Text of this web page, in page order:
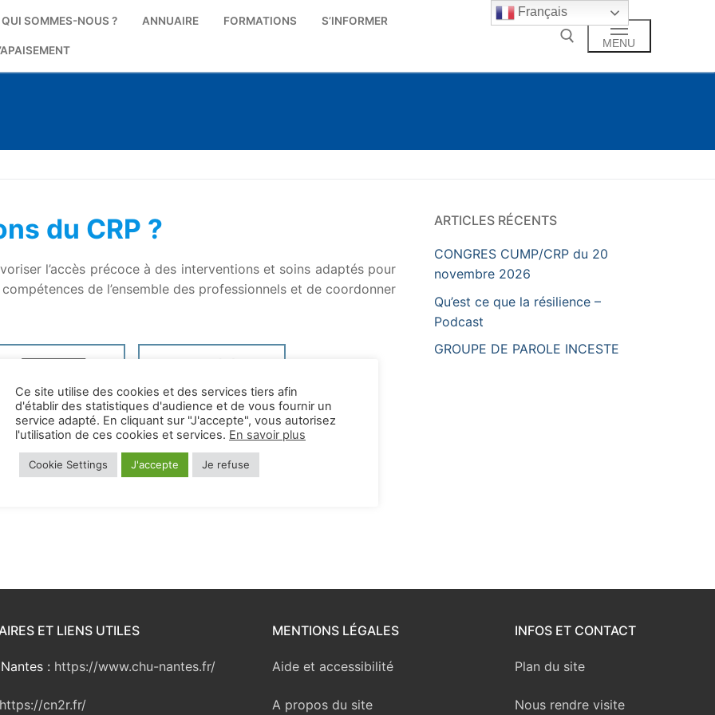
QUI SOMMES-NOUS ? ANNUAIRE FORMATIONS S’INFORMER
MENU
? du CRP ?
l’accès précoce à des interventions et soins adaptés pour
de l’ensemble des professionnels et de coordonner
FORMATIONS SOINS
ARTICLES RÉCENTS
CONGRES CUMP/CRP du 20
novembre 2026
Qu’est ce que la résilience –
Podcast
GROUPE DE PAROLE INCESTE
ET LIENS UTILES
: https://www.chu-nantes.fr/
https://cn2r.fr/
MENTIONS LÉGALES
Aide et accessibilité
A propos du site
INFOS ET CONTACT
Plan du site
Nous rendre visite
Ce site utilise des cookies et des services tiers afin
d'établir des statistiques d'audience et de vous fournir un
service adapté. En cliquant sur "J'accepte", vous autorisez
l'utilisation de ces cookies et services. En savoir plus
Cookie Settings J'accepte Je refuse
Français